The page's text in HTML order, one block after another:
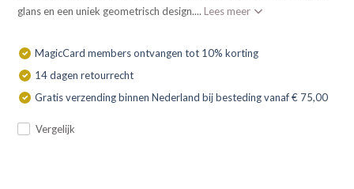
glans en een uniek geometrisch design.... Lees meer
MagicCard members ontvangen tot 10% korting
14 dagen retourrecht
Gratis verzending binnen Nederland bij besteding vanaf € 75,00
Vergelijk